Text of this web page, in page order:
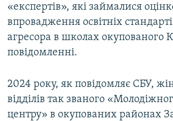
«експертів», які займалися
впровадження освітніх
агресора в школах окупованого
повідомленні.
2024 року, як повідомляє СБУ,
відділів так званого
центру» в окупованих районах